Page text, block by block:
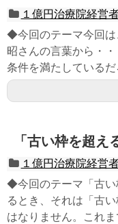
１億円治療院経営
◆今回のテーマ今回は
昭さんの言葉から・
条件を満たしている
「古い枠を超え
１億円治療院経営
◆今回のテーマ「古い
るとき、それは「古
はなりません。これ